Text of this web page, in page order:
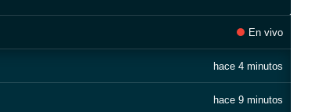
En vivo
hace 4 minutos
hace 9 minutos